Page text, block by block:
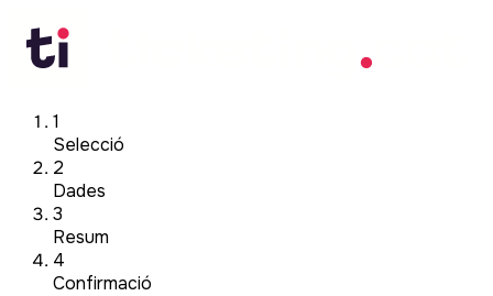
1
Selecció
2
Dades
3
Resum
4
Confirmació